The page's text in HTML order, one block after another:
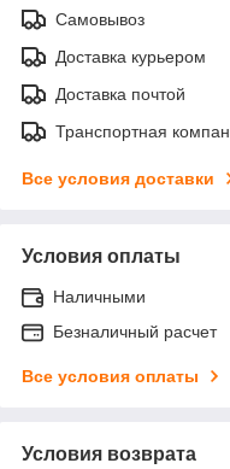
Самовывоз
Доставка курьером
Доставка почтой
Транспортная
Все условия доставки
Условия оплаты
Наличными
Безналичный расчет
Все условия оплаты
Условия возврата